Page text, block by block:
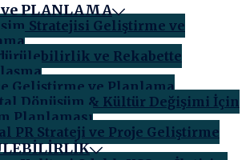
ve PLANLAMA
Stratejisi Geliştirme ve
ve Rekabette
Geliştirme ve Planlama
Dönüşüm & Kültür Değişimi İçin
Planlaması
PR Strateji ve Proje Geliştirme